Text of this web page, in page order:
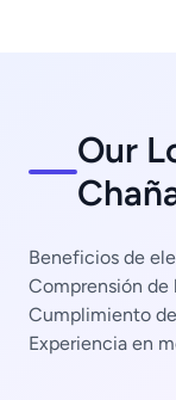
Our
Beneficios de
Comprensión de
Cumplimiento
Experiencia en